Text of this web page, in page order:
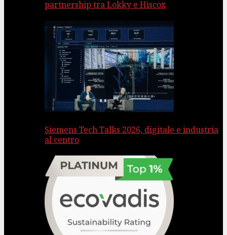
partnership tra Lokky e Hiscox
Siemens Tech Talks 2026, digitale e industria
al centro